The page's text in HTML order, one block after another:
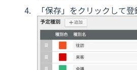
「保存」をクリックして登